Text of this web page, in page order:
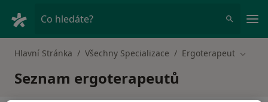
Co hledáte?
Hlavní Stránka Všechny Specializace Ergoterapeut
Seznam ergoterapeutů